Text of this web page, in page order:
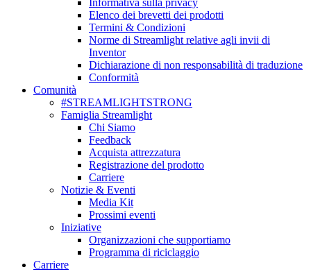
Informativa sulla privacy
Elenco dei brevetti dei prodotti
Termini & Condizioni
Norme di Streamlight relative agli invii di
Inventor
Dichiarazione di non responsabilità di traduzione
Conformità
Comunità
#STREAMLIGHTSTRONG
Famiglia Streamlight
Chi Siamo
Feedback
Acquista attrezzatura
Registrazione del prodotto
Carriere
Notizie & Eventi
Media Kit
Prossimi eventi
Iniziative
Organizzazioni che supportiamo
Programma di riciclaggio
Carriere